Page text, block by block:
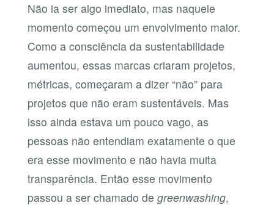
Não ia ser algo imediato, mas naquele
momento começou um envolvimento maior.
Como a consciência da sustentabilidade
aumentou, essas marcas criaram projetos,
métricas, começaram a dizer “não” para
projetos que não eram sustentáveis. Mas
isso ainda estava um pouco vago, as
pessoas não entendiam exatamente o que
era esse movimento e não havia muita
transparência. Então esse movimento
passou a ser chamado de greenwashing,